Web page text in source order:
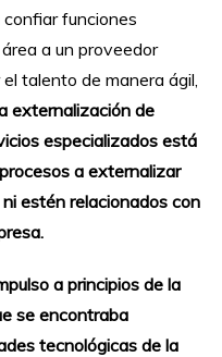
confiar funciones
a un proveedor
talento de manera ágil,
externalización de
especializados está
a externalizar
estén relacionados con
a principios de la
se encontraba
tecnológicas de la